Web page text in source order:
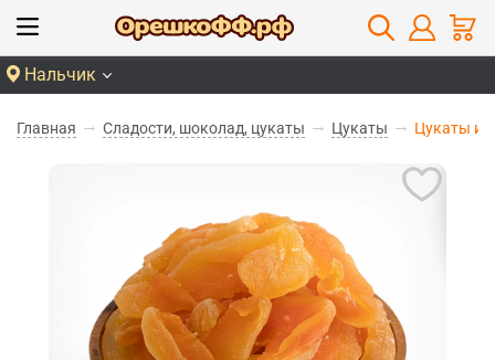
Нальчик
Главная Сладости, шоколад, цукаты Цукаты Цукаты из